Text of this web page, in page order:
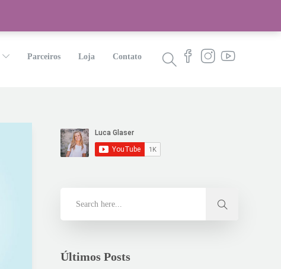
Parceiros Loja Contato
Últimos Posts